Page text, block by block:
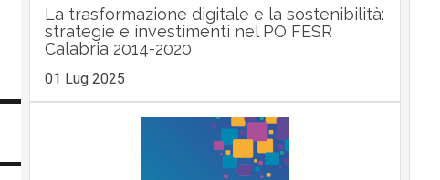
La trasformazione digitale e la sostenibilità:
strategie e investimenti nel PO FESR
Calabria 2014-2020
01 Lug 2025